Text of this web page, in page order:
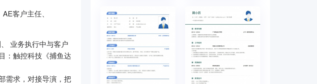
客户主任、
业务执行中与客户
：触控科技《捕鱼达
需求，对接导演，把